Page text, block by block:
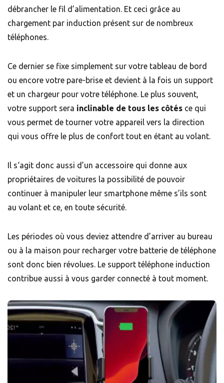
débrancher le fil d’alimentation. Et ceci grâce au
chargement par induction présent sur de nombreux
téléphones.
Ce dernier se fixe simplement sur votre tableau de bord
ou encore votre pare-brise et devient à la fois un support
et un chargeur pour votre téléphone. Le plus souvent,
votre support sera inclinable de tous les côtés ce qui
vous permet de tourner votre appareil vers la direction
qui vous offre le plus de confort tout en étant au volant.
Il s‘agit donc aussi d’un accessoire qui donne aux
propriétaires de voitures la possibilité de pouvoir
continuer à manipuler leur smartphone même s’ils sont
au volant et ce, en toute sécurité.
Les périodes où vous deviez attendre d’arriver au bureau
ou à la maison pour recharger votre batterie de téléphone
sont donc bien révolues. Le support téléphone induction
contribue aussi à vous garder connecté à tout moment.